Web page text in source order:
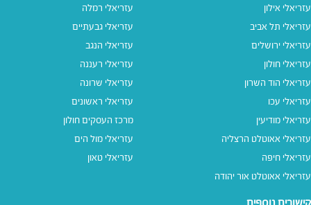
עזריאלי אילון
עזריאלי תל אביב
עזריאלי ירושלים
עזריאלי חולון
עזריאלי הוד השרון
עזריאלי עכו
עזריאלי מודיעין
עזריאלי אאוטלט הרצליה
עזריאלי חיפה
עזריאלי אאוטלט אור יהודה
עזריאלי רמלה
עזריאלי גבעתיים
עזריאלי הנגב
עזריאלי רעננה
עזריאלי שרונה
עזריאלי ראשונים
מרכז העסקים חולון
עזריאלי מול הים
עזריאלי טאון